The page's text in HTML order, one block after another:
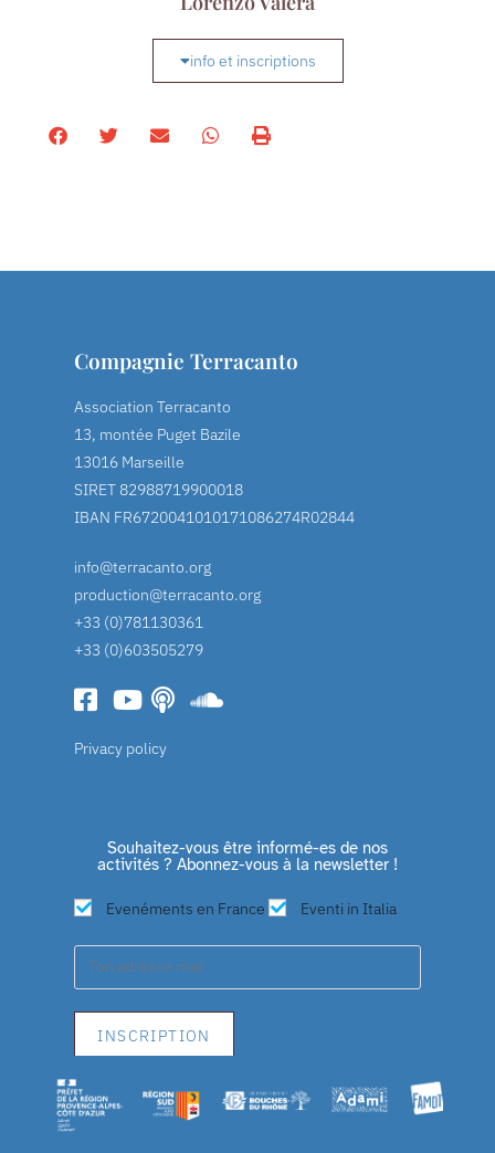
info et inscriptions
Compagnie Terracanto
Association Terracanto
13, montée Puget Bazile
13016 Marseille
SIRET 82988719900018
IBAN FR6720041010171086274R02844
info@terracanto.org
production@terracanto.org
+33 (0)781130361
+33 (0)603505279
Privacy policy
Souhaitez-vous être informé-es de nos
activités ? Abonnez-vous à la newsletter !
Evenéments en France Eventi in Italia